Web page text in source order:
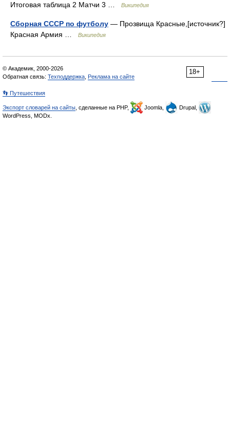
Итоговая таблица 2 Матчи 3 …
Википедия
Сборная СССР по футболу — Прозвища Красные,[источник?]
Красная Армия …
Википедия
18+
© Академик, 2000-2026
Обратная связь: Техподдержка Реклама на сайте
👣 Путешествия
Экспорт словарей на сайты , сделанные на PHP, Joomla,
Drupal,
WordPress, MODx.